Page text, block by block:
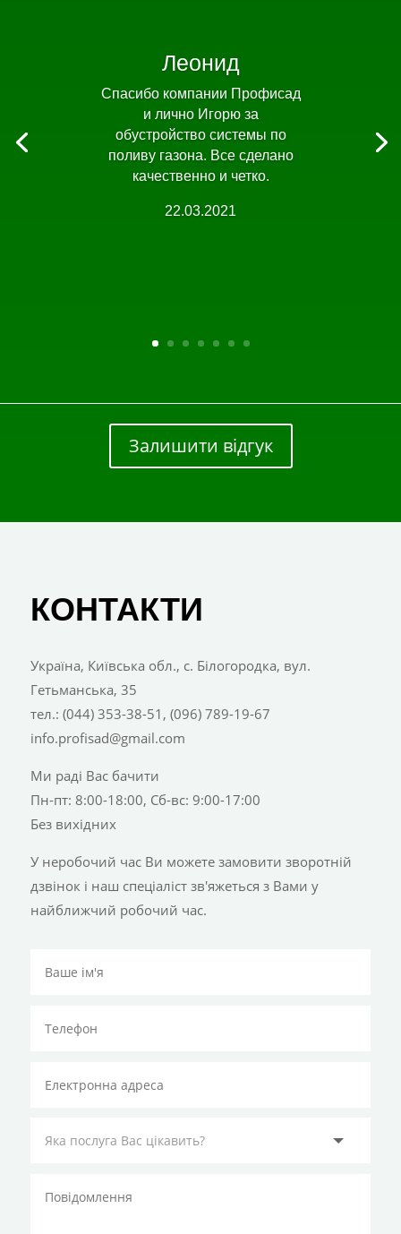
Леонид
Спасибо компании Профисад
и лично Игорю за
обустройство системы по
поливу газона. Все сделано
качественно и четко.
22.03.2021
Залишити відгук
КОНТАКТИ
Україна, Київська обл., с. Білогородка, вул.
Гетьманська, 35
тел.: (044) 353-38-51, (096) 789-19-67
info.profisad@gmail.com
Ми раді Вас бачити
Пн-пт: 8:00-18:00, Сб-вс: 9:00-17:00
Без вихідних
У неробочий час Ви можете замовити зворотній
дзвінок і наш спеціаліст зв'яжеться з Вами у
найближчий робочий час.